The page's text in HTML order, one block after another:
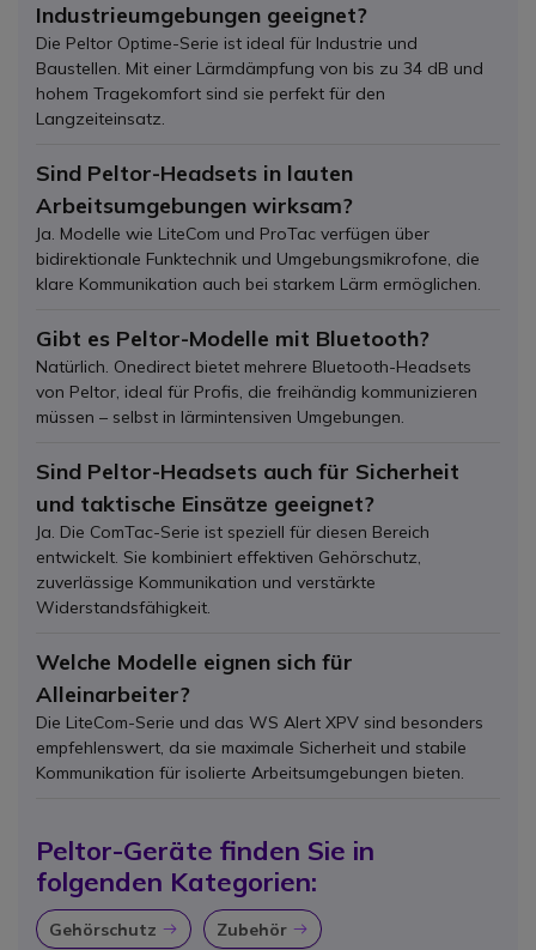
Industrieumgebungen geeignet?
Die Peltor Optime-Serie ist ideal für Industrie und
Baustellen. Mit einer Lärmdämpfung von bis zu 34 dB und
hohem Tragekomfort sind sie perfekt für den
Langzeiteinsatz.
Sind Peltor-Headsets in lauten
Arbeitsumgebungen wirksam?
Ja. Modelle wie LiteCom und ProTac verfügen über
bidirektionale Funktechnik und Umgebungsmikrofone, die
klare Kommunikation auch bei starkem Lärm ermöglichen.
Gibt es Peltor-Modelle mit Bluetooth?
Natürlich. Onedirect bietet mehrere Bluetooth-Headsets
von Peltor, ideal für Profis, die freihändig kommunizieren
müssen – selbst in lärmintensiven Umgebungen.
Sind Peltor-Headsets auch für Sicherheit
und taktische Einsätze geeignet?
Ja. Die ComTac-Serie ist speziell für diesen Bereich
entwickelt. Sie kombiniert effektiven Gehörschutz,
zuverlässige Kommunikation und verstärkte
Widerstandsfähigkeit.
Welche Modelle eignen sich für
Alleinarbeiter?
Die LiteCom-Serie und das WS Alert XPV sind besonders
empfehlenswert, da sie maximale Sicherheit und stabile
Kommunikation für isolierte Arbeitsumgebungen bieten.
Peltor-Geräte finden Sie in
folgenden Kategorien:
Gehörschutz Icon Zubehör Icon